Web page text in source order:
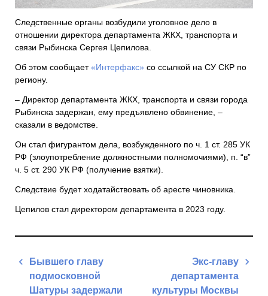
Следственные органы возбудили уголовное дело в
отношении директора департамента ЖКХ, транспорта и
связи Рыбинска Сергея Цепилова.
Об этом сообщает«Интерфакс» со ссылкой на СУ СКР по
региону.
– Директор департамента ЖКХ, транспорта и связи города
Рыбинска задержан, ему предъявлено обвинение, –
сказали в ведомстве.
Он стал фигурантом дела, возбужденного по ч. 1 ст. 285 УК
РФ (злоупотребление должностными полномочиями), п. “в”
ч. 5 ст. 290 УК РФ (получение взятки).
Следствие будет ходатайствовать об аресте чиновника.
Цепилов стал директором департамента в 2023 году.
Навигация
записям
Бывшего главу
подмосковной
Шатуры задержали
Экс-главу
департамента
культуры Москвы